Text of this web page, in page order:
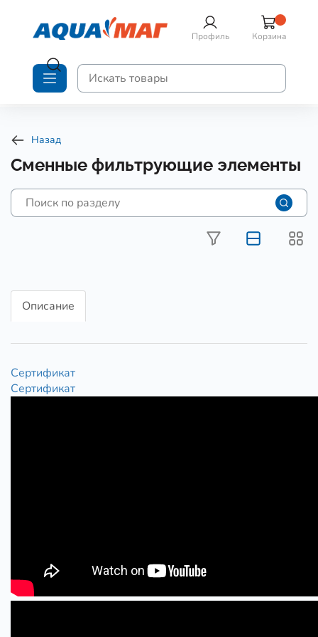
Профиль Корзина
Назад
Сменные фильтрующие элементы
Описание
Сертификат
Сертификат